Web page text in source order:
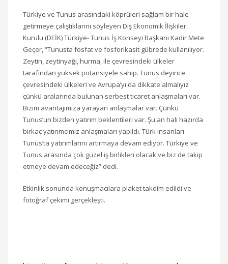
Türkiye ve Tunus arasındaki köprüleri sağlam bir hale
getirmeye çalıştıklarını söyleyen Dış Ekonomik İlişkiler
Kurulu (DEİK) Türkiye- Tunus İş Konseyi Başkanı Kadir Mete
Geçer, “Tunusta fosfat ve fosforikasit gübrede kullanılıyor.
Zeytin, zeytinyağı, hurma, ile çevresindeki ülkeler
tarafından yüksek potansiyele sahip. Tunus deyince
çevresindeki ülkeleri ve Avrupa’yı da dikkate almalıyız
çünkü aralarında bulunan serbest ticaret anlaşmaları var.
Bizim avantajımıza yarayan anlaşmalar var. Çünkü
Tunus’un bizden yatırım beklentileri var. Şu an hali hazırda
birkaç yatırımcımız anlaşmaları yapıldı. Türk insanları
Tunus’ta yatırımlarını artırmaya devam ediyor. Türkiye ve
Tunus arasında çok güzel iş birlikleri olacak ve biz de takip
etmeye devam edeceğiz” dedi.
Etkinlik sonunda konuşmacılara plaket takdim edildi ve
fotoğraf çekimi gerçekleşti.